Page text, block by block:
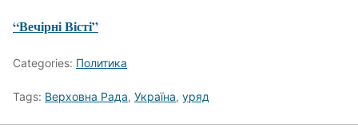
“Вечірні Вісті”
Categories: Политика
Tags: Верховна Рада, Україна, уряд